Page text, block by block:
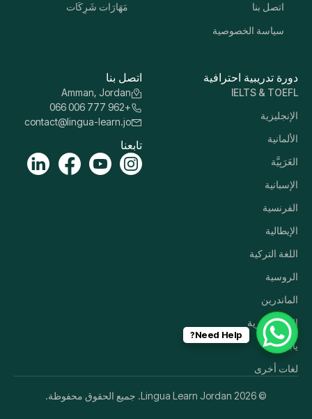
اتصل بنا
سياسة الخصوصية
مَهَارَات شَرِكَات
دورة تدريبية احترافية
IELTS & TOEFL
الإنجليزية
الألمانية
العَرَبِيَّة
الإسبانية
الفرنسية
الإيطالية
اللغة التركية
الروسية
الماندرين
اللغة الكورية
ياباني
لغات أخرى
اتصل بنا
Amman, Jordan
+962 777 006 066
contact@lingua-learn.jo
تابعنا
© 2026 Lingua Learn Jordan. جميع الحقوق محفوظة.
Need Help?